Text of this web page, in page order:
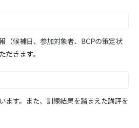
（候補日、参加対象者、BCPの策定状
だきます。
ます。また、訓練結果を踏まえた講評を